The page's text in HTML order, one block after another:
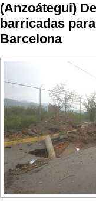
(Anzoátegui)
barricadas
Barcelona